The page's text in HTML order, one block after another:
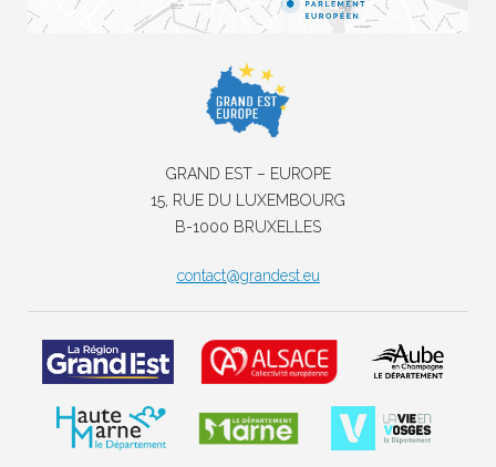
GRAND EST – EUROPE
15, RUE DU LUXEMBOURG
B-1000 BRUXELLES
contact@grandest.eu